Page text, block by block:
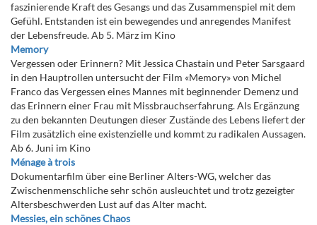
faszinierende Kraft des Gesangs und das Zusammenspiel mit dem
Gefühl. Entstanden ist ein bewegendes und anregendes Manifest
der Lebensfreude. Ab 5. März im Kino
Memory
Vergessen oder Erinnern? Mit Jessica Chastain und Peter Sarsgaard
in den Hauptrollen untersucht der Film «Memory» von Michel
Franco das Vergessen eines Mannes mit beginnender Demenz und
das Erinnern einer Frau mit Missbrauchserfahrung. Als Ergänzung
zu den bekannten Deutungen dieser Zustände des Lebens liefert der
Film zusätzlich eine existenzielle und kommt zu radikalen Aussagen.
Ab 6. Juni im Kino
Ménage à trois
Dokumentarfilm über eine Berliner Alters-WG, welcher das
Zwischenmenschliche sehr schön ausleuchtet und trotz gezeigter
Altersbeschwerden Lust auf das Alter macht.
Messies, ein schönes Chaos